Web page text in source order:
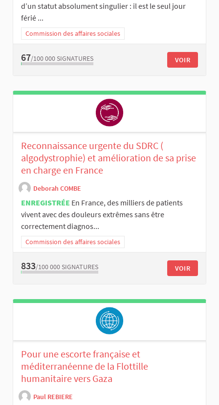
d’un statut absolument singulier : il est le seul jour
férié ...
Commission des affaires sociales
67/100 000 SIGNATURES VOIR
Reconnaissance urgente du SDRC (
algodystrophie) et amélioration de sa prise
en charge en France
Deborah COMBE
ENREGISTRÉE En France, des milliers de patients
vivent avec des douleurs extrêmes sans être
correctement diagnos...
Commission des affaires sociales
833/100 000 SIGNATURES VOIR
Pour une escorte française et
méditerranéenne de la Flottille
humanitaire vers Gaza
Paul REBIERE